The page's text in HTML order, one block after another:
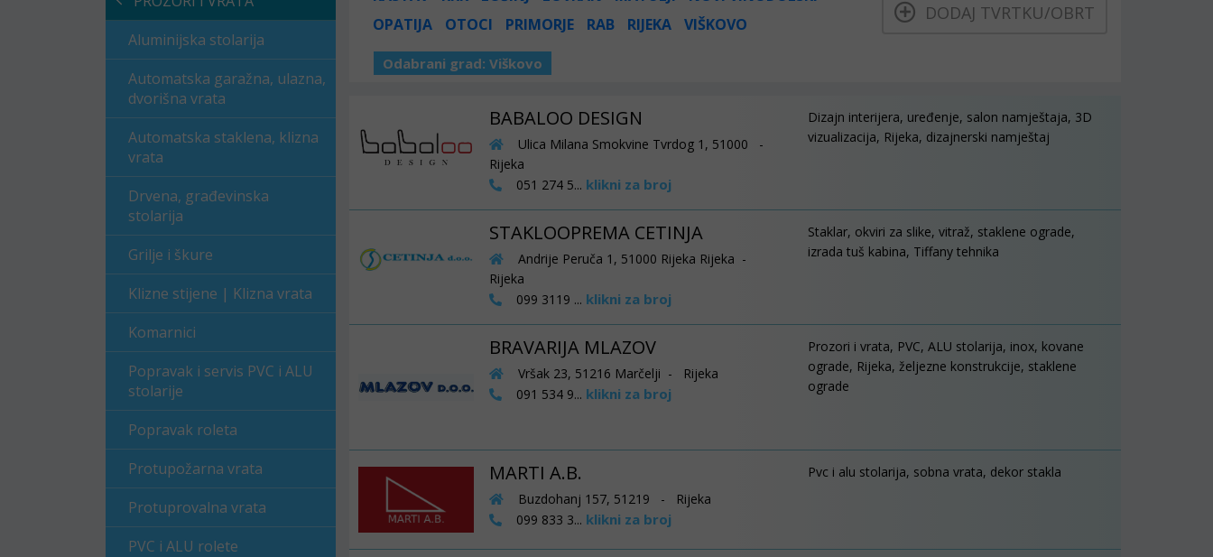
Aluminijska stolarija
Automatska garažna, ulazna,
dvorišna vrata
Automatska staklena, klizna
vrata
Drvena, građevinska
stolarija
Grilje i škure
Klizne stijene | Klizna vrata
Komarnici
Popravak i servis PVC i ALU
stolarije
Popravak roleta
Protupožarna vrata
Protuprovalna vrata
PVC i ALU rolete
OPATIJA
OTOCI PRIMORJE RAB RIJEKA VIŠKOVO
Odabrani grad: Viškovo
DODAJ TVRTKU/OBRT
BABALOO DESIGN
Ulica Milana Smokvine Tvrdog 1, 51000 -
Rijeka
051 274 5... klikni za broj
Dizajn interijera, uređenje, salon namještaja, 3D
vizualizacija, Rijeka, dizajnerski namještaj
STAKLOOPREMA CETINJA
Andrije Peruča 1, 51000 Rijeka Rijeka -
Rijeka
099 3119 ... klikni za broj
Staklar, okviri za slike, vitraž, staklene ograde,
izrada tuš kabina, Tiffany tehnika
BRAVARIJA MLAZOV
Vršak 23, 51216 Marčelji - Rijeka
091 534 9... klikni za broj
Prozori i vrata, PVC, ALU stolarija, inox, kovane
ograde, Rijeka, željezne konstrukcije, staklene
ograde
MARTI A.B.
Buzdohanj 157, 51219 - Rijeka
099 833 3... klikni za broj
Pvc i alu stolarija, sobna vrata, dekor stakla